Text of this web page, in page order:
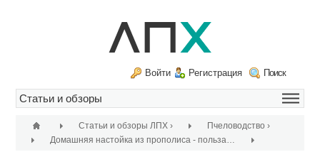
Поиск
Войти Регистрация
Статьи и обзоры ЛПХ › Пчеловодство ›
Домашняя настойка из прополиса - польза и вред